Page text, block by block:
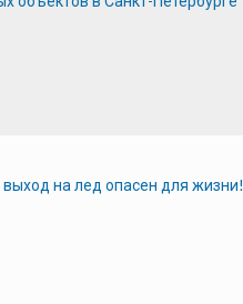
на лед опасен для жизни!